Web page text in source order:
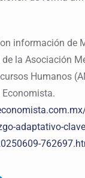
información de
la Asociación
Humanos
Economista.
adaptativo-